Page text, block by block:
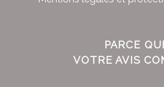
PARCE
VOTRE AVIS